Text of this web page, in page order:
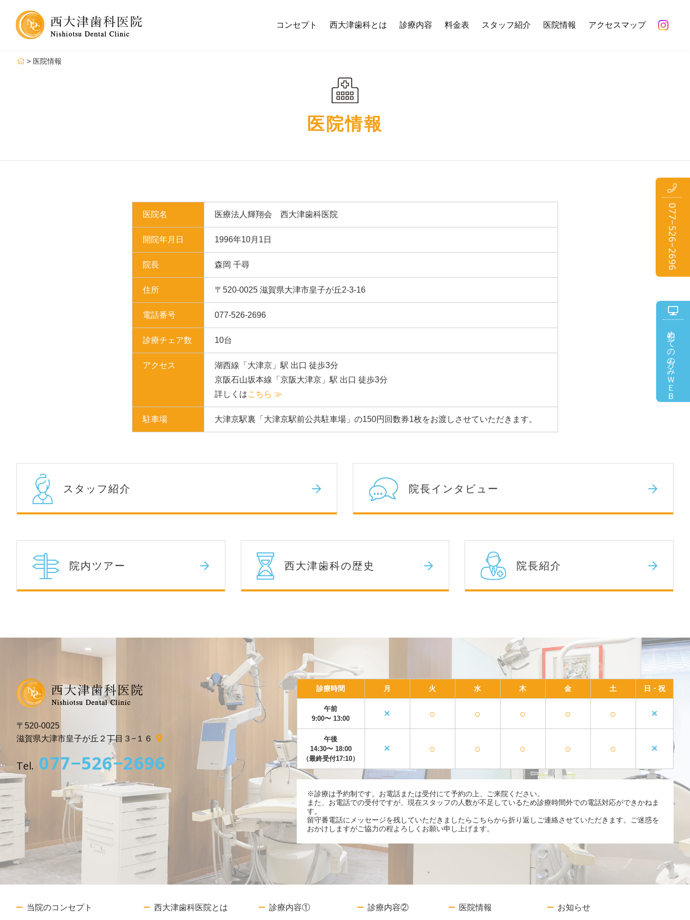
077−526−2696
初めての方のみ
ＷＥＢ予約
コンセプト 西大津歯科とは 診療内容 料金表 スタッフ紹介 医院情報 アクセスマップ
> 医院情報
医院情報
医院名 医療法人輝翔会 西大津歯科医院
開院年月日 1996年10月1日
院長 森岡 千尋
住所 〒520-0025 滋賀県大津市皇子が丘2-3-16
電話番号 077-526-2696
診療チェア数 10台
アクセス
湖西線「大津京」駅 出口 徒歩3分
京阪石山坂本線「京阪大津京」駅 出口 徒歩3分
詳しくはこちら ≫
駐車場 大津京駅裏「大津京駅前公共駐車場」の150円回数券1枚をお渡しさせていただきます。
スタッフ紹介 院長インタビュー
院内ツアー 西大津歯科の歴史 院長紹介
〒520-0025
滋賀県大津市皇子が丘２丁目３−１６
Tel. 077−526−2696
診療時間 月 火 水 木 金 土 日・祝
午前
9:00〜 13:00 × ○ ○ ○ ○ ○ ×
午後
14:30〜18:00
（最終受付17:10）
× ○ ○ ○ ○ ○ ×
※診療は予約制です。お電話または受付にて予約の上、ご来院ください。
また、お電話での受付ですが、現在スタッフの人数が不足しているため診療時間外での電話対応ができかねま
す。
留守番電話にメッセージを残していただきましたらこちらから折り返しご連絡させていただきます。ご迷惑を
おかけしますがご協力の程よろしくお願い申し上げます。
当院のコンセプト 西大津歯科医院とは 診療内容① 診療内容② 医院情報 お知らせ
Tel. 077−526−2696